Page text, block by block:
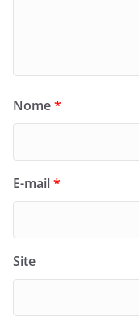
Nome*
E-mail*
Site